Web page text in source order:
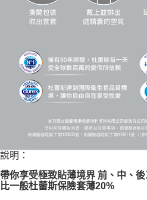
說明：
帶你享受極致貼薄境界 前、中、
比一般杜蕾斯保險套薄20%